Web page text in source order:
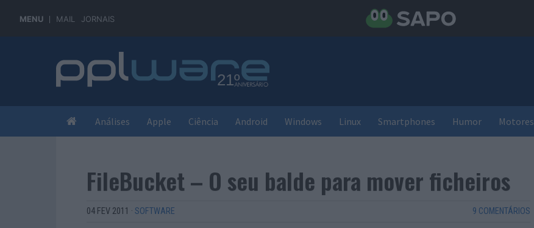
MENU MAIL JORNAIS
Análises Apple Ciência Android Windows Linux Smartphones Humor Motores
FileBucket – O seu balde para mover ficheiros
04 FEV 2011 · SOFTWARE 9 COMENTÁRIOS